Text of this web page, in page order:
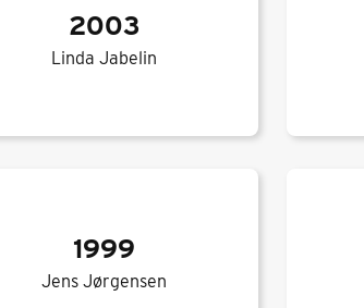
2003
Linda Jabelin
1999
Jens Jørgensen